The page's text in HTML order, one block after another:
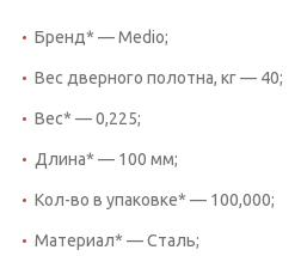
Бренд* — Medio;
Вес дверного полотна, кг — 40;
Вес* — 0,225;
Длина* — 100 мм;
Кол-во в упаковке* — 100,000;
Материал* — Сталь;